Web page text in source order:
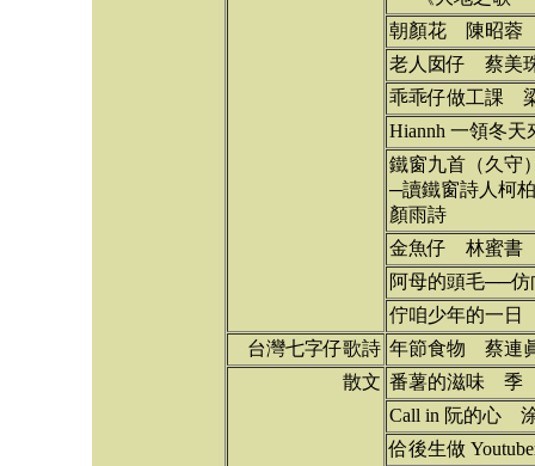
朝顏花 陳昭蓉
老人囡仔 蔡美
乖乖仔做工課
Hiannh 一領冬
鐵窗九首（久守
─讀鐵窗詩人柯
顏雨詩
金魚仔 林蜜書
阿母的頭毛──
佇咱少年的一
台灣七字仔歌詩 年節食物 蔡連
散文 番薯的滋味
Call in 阮的心
佮後生做